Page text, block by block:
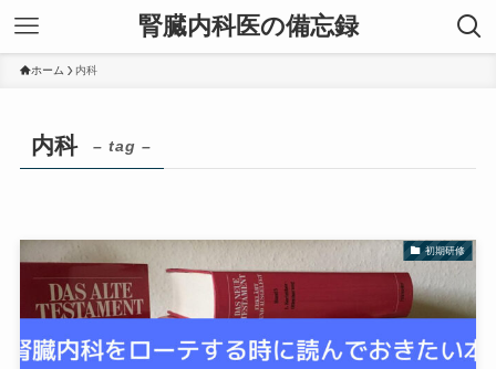
腎臓内科医の備忘録
ホーム 内科
内科 – tag –
初期研修